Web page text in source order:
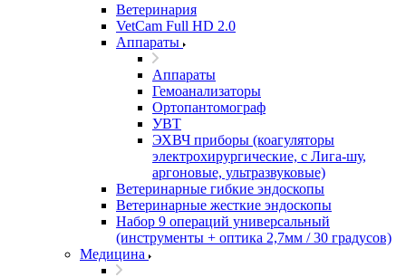
Ветеринария
VetCam Full HD 2.0
Аппараты
Аппараты
Гемоанализаторы
Ортопантомограф
УВТ
ЭХВЧ приборы (коагуляторы
электрохирургические, с Лига-шу,
аргоновые, ультразвуковые)
Ветеринарные гибкие эндоскопы
Ветеринарные жесткие эндоскопы
Набор 9 операций универсальный
(инструменты + оптика 2,7мм / 30 градусов)
Медицина